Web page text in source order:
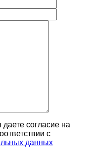
согласие на
с
данных